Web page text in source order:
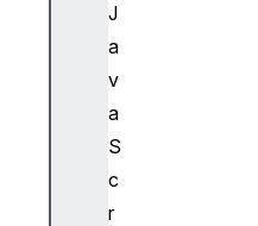
J
a
v
a
S
c
r